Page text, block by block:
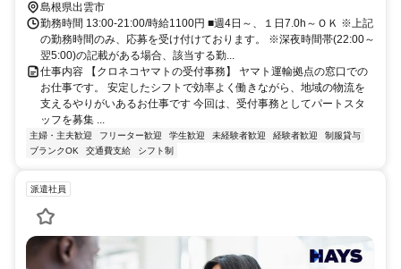
島根県出雲市
勤務時間 13:00-21:00/時給1100円 ■週4日～、１日7.0h～ＯＫ ※上記
の勤務時間のみ、応募を受け付けております。 ※深夜時間帯(22:00～
翌5:00)の記載がある場合、該当する勤...
仕事内容 【クロネコヤマトの受付事務】 ヤマト運輸拠点の窓口での
お仕事です。 安定したシフトで効率よく働きながら、地域の物流を
支えるやりがいあるお仕事です 今回は、受付事務としてパートスタ
ッフを募集 ...
主婦・主夫歓迎 フリーター歓迎 学生歓迎 未経験者歓迎 経験者歓迎
制服貸与
ブランクOK
交通費支給 シフト制
派遣社員